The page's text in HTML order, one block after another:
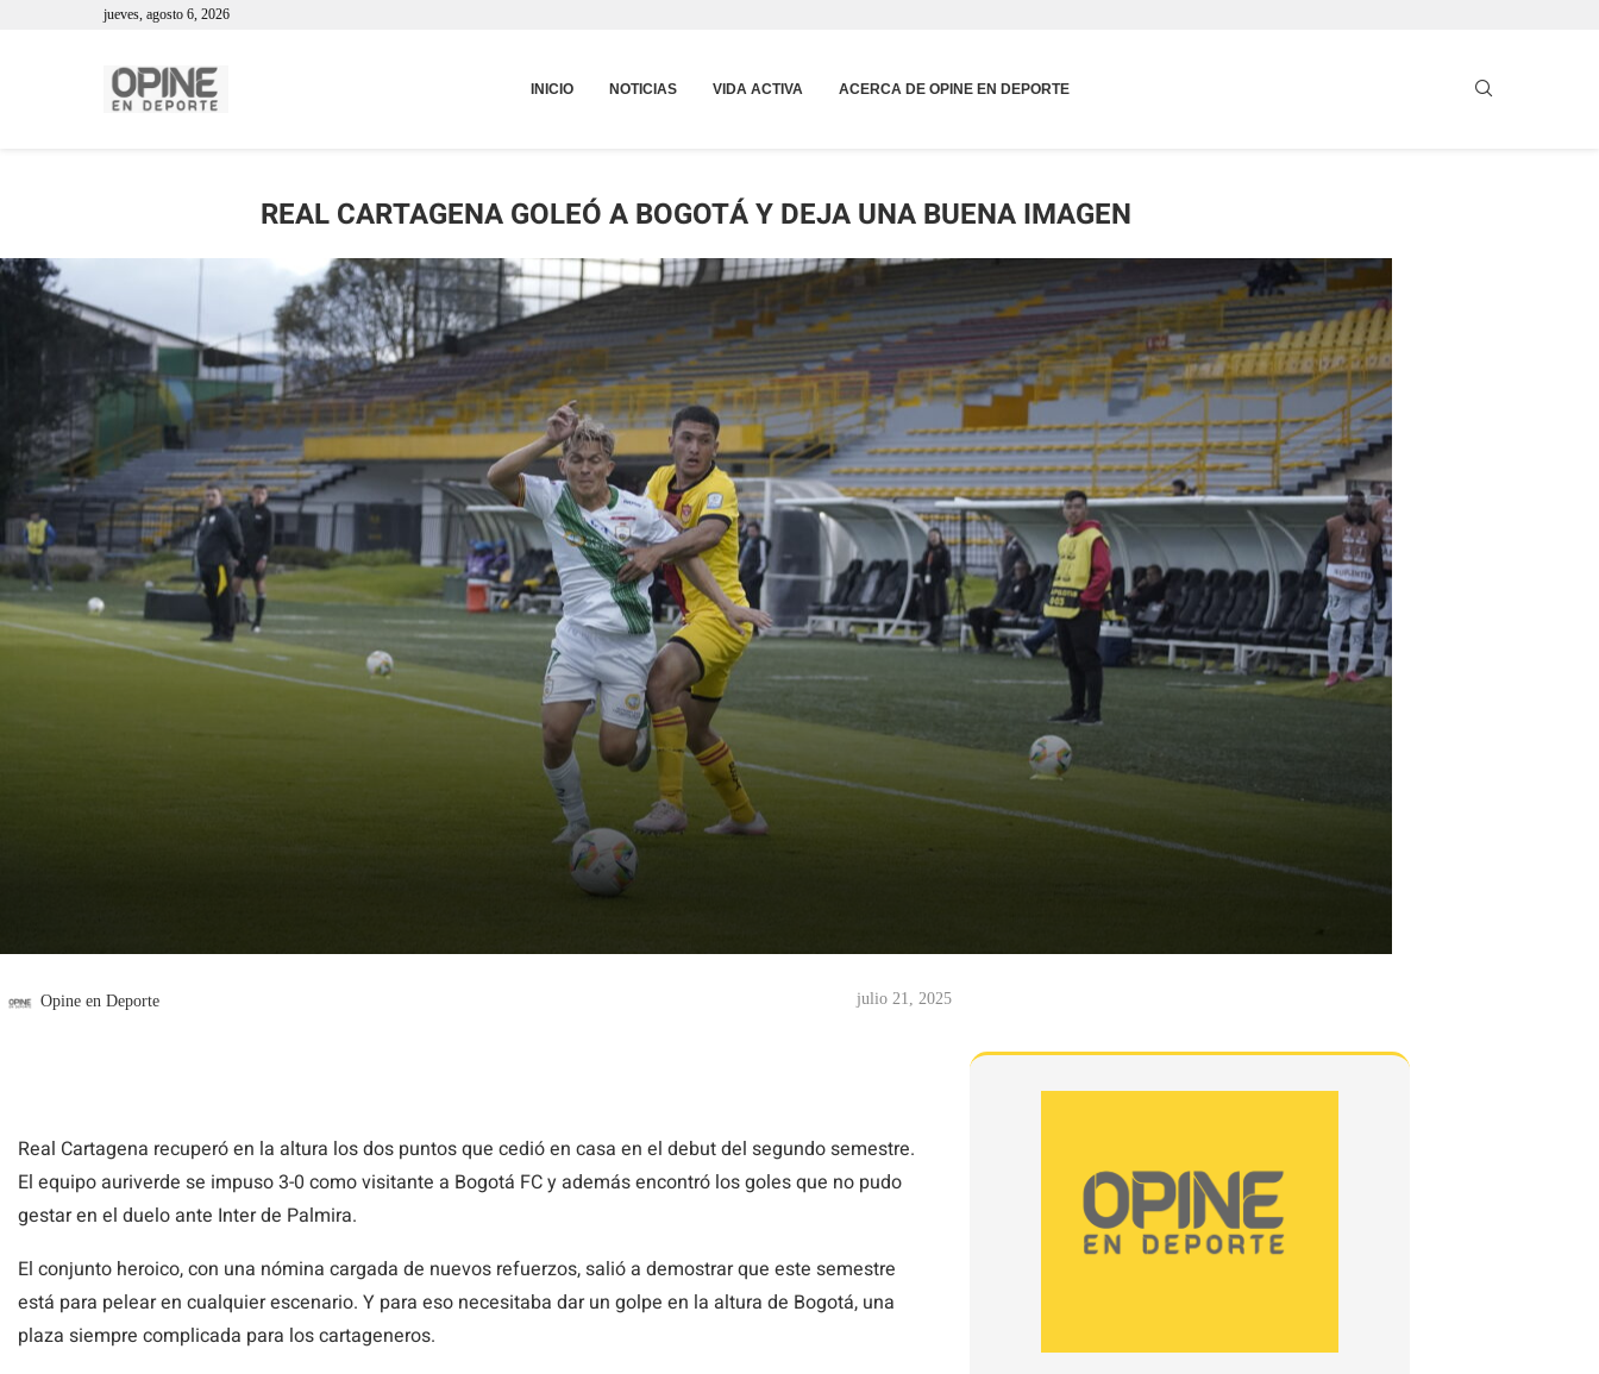
jueves, agosto 6, 2026
INICIO NOTICIAS VIDA ACTIVA ACERCA DE OPINE EN DEPORTE
REAL CARTAGENA GOLEÓ A BOGOTÁ Y DEJA UNA BUENA IMAGEN
Opine en Deporte julio 21, 2025
Real Cartagena recuperó en la altura los dos puntos que cedió en casa en el debut del segundo semestre.
El equipo auriverde se impuso 3-0 como visitante a Bogotá FC y además encontró los goles que no pudo
gestar en el duelo ante Inter de Palmira.
El conjunto heroico, con una nómina cargada de nuevos refuerzos, salió a demostrar que este semestre
está para pelear en cualquier escenario. Y para eso necesitaba dar un golpe en la altura de Bogotá, una
plaza siempre complicada para los cartageneros.